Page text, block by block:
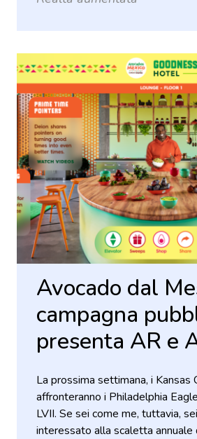
Avocado dal
campagna
presenta AR e
La prossima settimana, i Kansas
affronteranno i Philadelphia
LVII. Se sei come me, tuttavia,
interessato alla scaletta